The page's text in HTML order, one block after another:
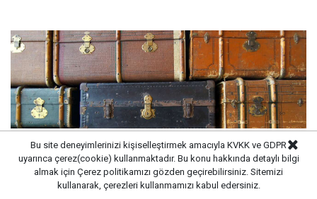
Bu site deneyimlerinizi kişiselleştirmek amacıyla KVKK ve GDPR
uyarınca çerez(cookie) kullanmaktadır. Bu konu hakkında detaylı bilgi
almak için Çerez politikamızı gözden geçirebilirsiniz. Sitemizi
kullanarak, çerezleri kullanmamızı kabul edersiniz.